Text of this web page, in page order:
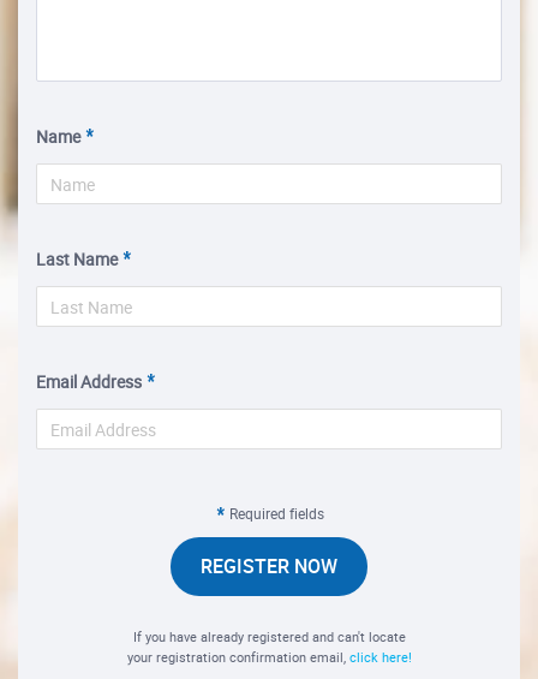
Name
Last Name
Email Address
Required fields
REGISTER NOW
If you have already registered and can't locate
your registration confirmation email, click here!